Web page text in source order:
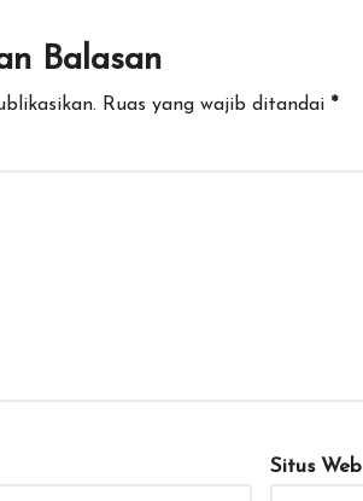
Balasan
Ruas yang wajib ditandai *
Situs Web